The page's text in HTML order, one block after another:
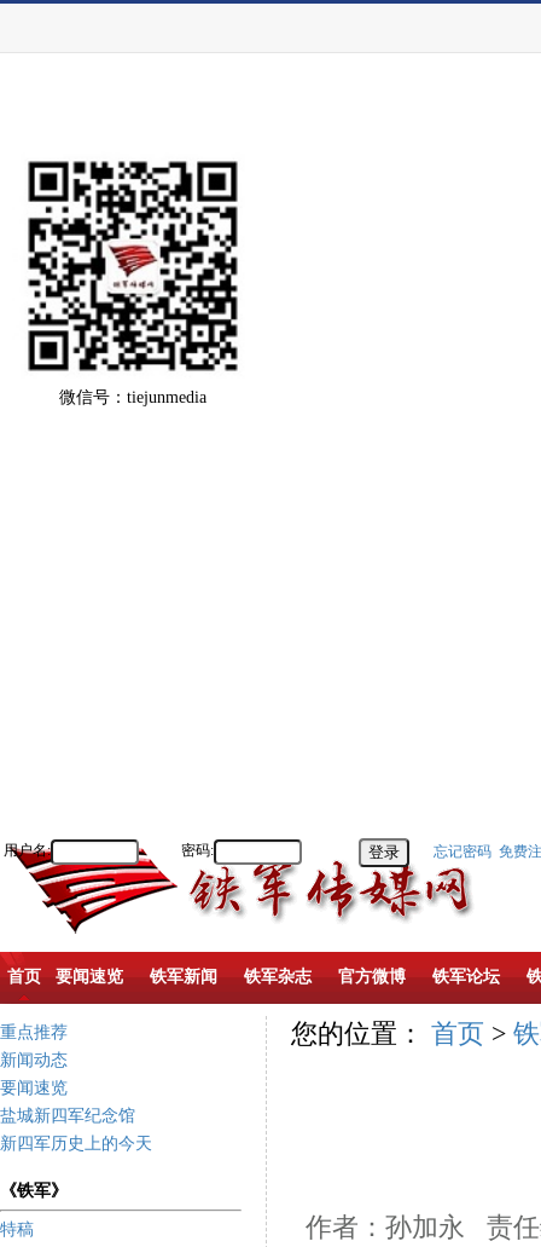
微信号：tiejunmedia
用户名: 密码: 忘记密码 免费
首页 要闻速览 铁军新闻 铁军杂志 官方微博 铁军论坛
重点推荐
新闻动态
要闻速览
盐城新四军纪念馆
新四军历史上的今天
《铁军》
特稿
您的位置： 首页 >
作者：孙加永 责